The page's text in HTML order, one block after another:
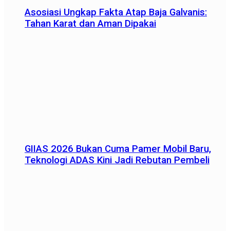
Asosiasi Ungkap Fakta Atap Baja Galvanis:
Tahan Karat dan Aman Dipakai
GIIAS 2026 Bukan Cuma Pamer Mobil Baru,
Teknologi ADAS Kini Jadi Rebutan Pembeli